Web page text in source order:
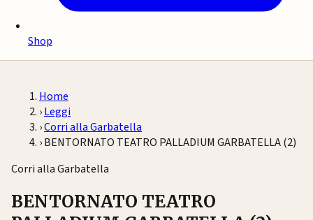
Shop
Home
›Leggi
›Corri alla Garbatella
›BENTORNATO TEATRO PALLADIUM GARBATELLA (2)
Corri alla Garbatella
BENTORNATO TEATRO